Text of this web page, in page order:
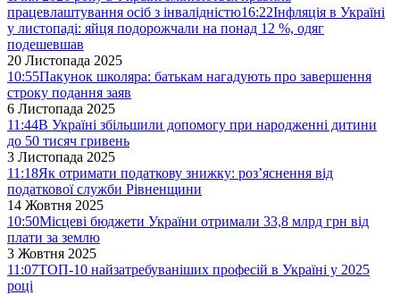
працевлаштування осіб з інвалідністю16:22Інфляція в Україні
у листопаді: яйця подорожчали на понад 12 %, одяг
подешевшав
20 Листопада 2025
10:55Пакунок школяра: батькам нагадують про завершення
строку подання заяв
6 Листопада 2025
11:44В Україні збільшили допомогу при народженні дитини
до 50 тисяч гривень
3 Листопада 2025
11:18Як отримати податкову знижку: роз’яснення від
податкової служби Рівненщини
14 Жовтня 2025
10:50Місцеві бюджети України отримали 33,8 млрд грн від
плати за землю
3 Жовтня 2025
11:07ТОП-10 найзатребуваніших професій в Україні у 2025
році